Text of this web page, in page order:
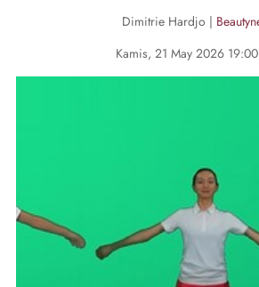
Dimitrie Hardjo |
Kamis, 21 May 2026